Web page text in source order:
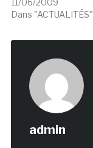
Dans "ACTUALITÉS"
admin